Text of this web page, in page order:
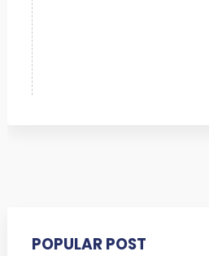
POPULAR POST